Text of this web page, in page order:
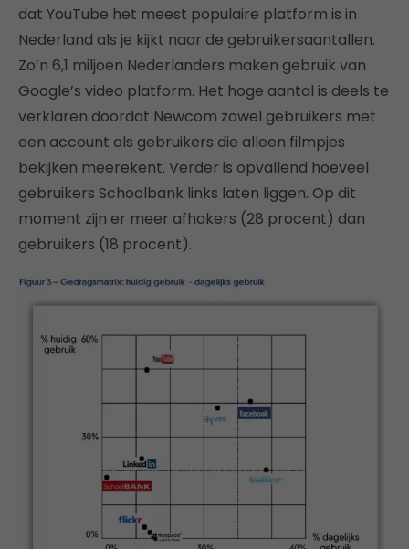
dat YouTube het meest populaire platform is in
Nederland als je kijkt naar de gebruikersaantallen.
Zo’n 6,1 miljoen Nederlanders maken gebruik van
Google’s video platform. Het hoge aantal is deels te
verklaren doordat Newcom zowel gebruikers met
een account als gebruikers die alleen filmpjes
bekijken meerekent. Verder is opvallend hoeveel
gebruikers Schoolbank links laten liggen. Op dit
moment zijn er meer afhakers (28 procent) dan
gebruikers (18 procent).